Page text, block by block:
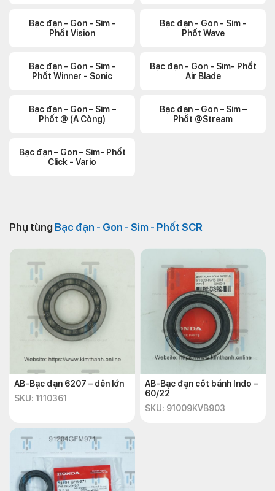
Bạc đạn - Gon - Sim -
Phốt Vision
Bạc đạn - Gon - Sim -
Phốt Wave
Bạc đạn - Gon - Sim -
Phốt Winner - Sonic
Bạc đạn - Gon - Sim- Phốt
Air Blade
Bạc đạn – Gon – Sim –
Phốt @ (A Còng)
Bạc đạn – Gon – Sim –
Phốt @Stream
Bạc đạn – Gon – Sim- Phốt
Click - Vario
Phụ tùng Bạc đạn - Gon - Sim - Phốt SCR
AB-Bạc đạn 6207 – dên lớn
SKU: 1110361
AB-Bạc đạn cốt bánh Indo –
60/22
SKU: 91009KVB903